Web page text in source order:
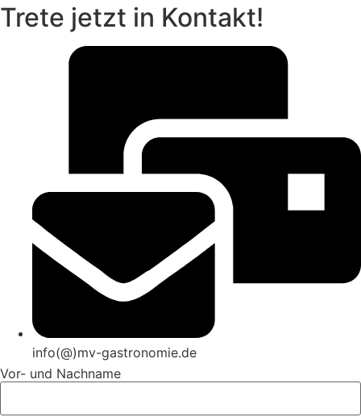
Trete jetzt in Kontakt!
info(@)mv-gastronomie.de
Vor- und Nachname